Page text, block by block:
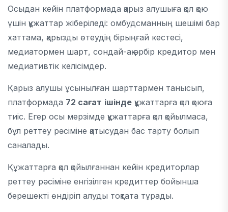
Осыдан кейін платформада қарыз алушыға қол қою
үшін құжаттар жіберіледі: омбудсманның шешімі бар
хаттама, қарызды өтеудің бірыңғай кестесі,
медиатормен шарт, сондай-ақ әрбір кредитор мен
медиативтік келісімдер.
Қарыз алушы ұсынылған шарттармен танысып,
платформада 72 сағат ішінде құжаттарға қол қоюға
тиіс. Егер осы мерзімде құжаттарға қол қойылмаса,
бұл реттеу рәсіміне қатысудан бас тарту болып
саналады.
Құжаттарға қол қойылғаннан кейін кредиторлар
реттеу рәсіміне енгізілген кредиттер бойынша
берешекті өндіріп алуды тоқтата тұрады.